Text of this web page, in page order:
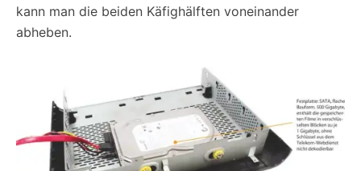
kann man die beiden Käfighälften voneinander
abheben.